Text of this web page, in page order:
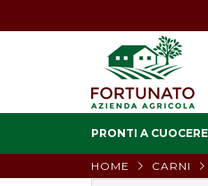
PRONTI A CUOCERE
HOME CARNI